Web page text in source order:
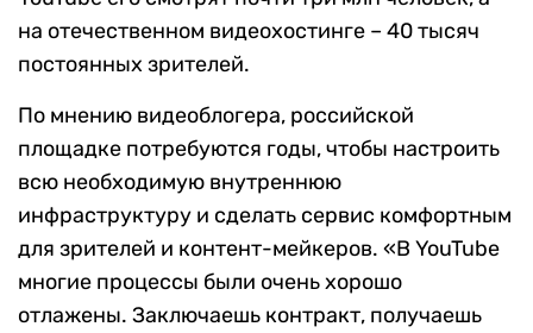
на отечественном видеохостинге – 40 тысяч
постоянных зрителей.
По мнению видеоблогера, российской
площадке потребуются годы, чтобы настроить
всю необходимую внутреннюю
инфраструктуру и сделать сервис комфортным
для зрителей и контент-мейкеров. «В YouTube
многие процессы были очень хорошо
отлажены. Заключаешь контракт, получаешь